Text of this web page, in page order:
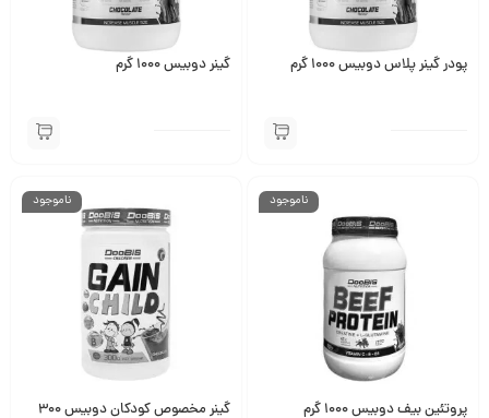
پودر گینر پلاس دوبیس 1000 گرم گینر دوبیس 1000 گرم
ناموجود
پروتئین بیف دوبیس 1000 گرم
ناموجود
گینر مخصوص کودکان دوبیس 300